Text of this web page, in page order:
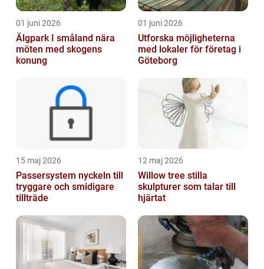
01 juni 2026
Älgpark I småland nära
möten med skogens
konung
01 juni 2026
Utforska möjligheterna
med lokaler för företag i
Göteborg
15 maj 2026
Passersystem nyckeln till
tryggare och smidigare
tillträde
12 maj 2026
Willow tree stilla
skulpturer som talar till
hjärtat